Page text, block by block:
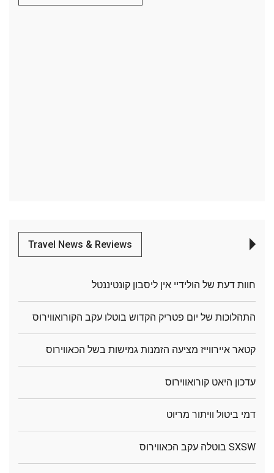
Travel News & Reviews
חוות דעת של הולידיי אין ליסבון קונטיננטל
התהלוכות של יום פטריק הקדוש בוטלו עקב הקורואווירוס
קטאר איירווייז מציעה הזמנות גמישות בשל הכאווירוס
עדכון היאט קורואווירוס
דמי ביטול וויתור מריוט
SXSW בוטלה עקב הכאווירוס